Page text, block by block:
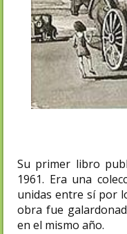
Su primer libro
1961. Era una
unidas entre sí por
obra fue
en el mismo año.